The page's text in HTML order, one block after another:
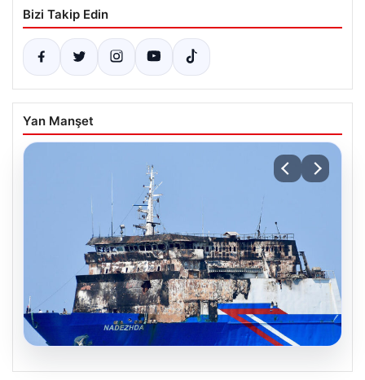
Bizi Takip Edin
Yan Manşet